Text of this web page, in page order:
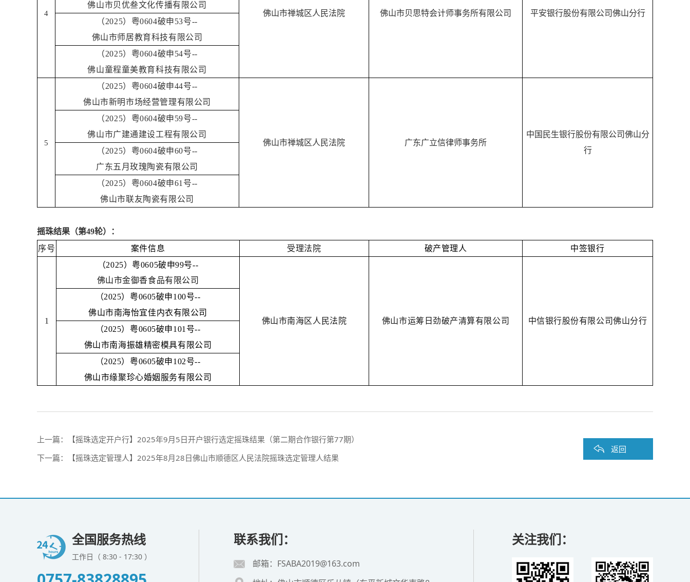
4 佛山市禅城区人民法院 佛山市贝思特会计师事务所有限公司 平安银行股份有限公司佛山分行
佛山市贝优叁文化传播有限公司
（2025）粤0604破申53号--
佛山市师居教育科技有限公司
（2025）粤0604破申54号--
佛山童程童美教育科技有限公司
5
（2025）粤0604破申44号--
佛山市新明市场经营管理有限公司
佛山市禅城区人民法院 广东广立信律师事务所
中国民生银行股份有限公司佛山分
行
（2025）粤0604破申59号--
佛山市广建通建设工程有限公司
（2025）粤0604破申60号--
广东五月玫瑰陶瓷有限公司
（2025）粤0604破申61号--
佛山市联友陶瓷有限公司
摇珠结果（第49轮）：
序号
案件信息 受理法院 破产管理人 中签银行
1
（2025）粤0605破申99号--
佛山市金御香食品有限公司
佛山市南海区人民法院 佛山市运筹日劲破产清算有限公司 中信银行股份有限公司佛山分行
（2025）粤0605破申100号--
佛山市南海怡宜佳内衣有限公司
（2025）粤0605破申101号--
佛山市南海振雄精密模具有限公司
（2025）粤0605破申102号--
佛山市缘聚珍心婚姻服务有限公司
上一篇：
【摇珠选定开户行】2025年9月5日开户银行选定摇珠结果（第二期合作银行第77期）
下一篇：
【摇珠选定管理人】2025年8月28日佛山市顺德区人民法院摇珠选定管理人结果
返回
全国服务热线
工作日（ 8:30 - 17:30 ）
联系我们：
邮箱：FSABA2019@163.com
关注我们：